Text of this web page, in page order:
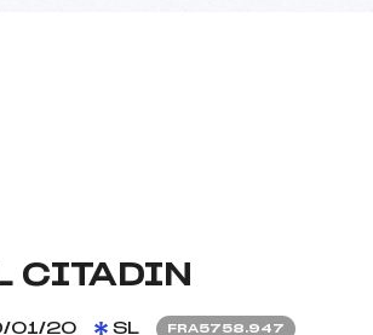
CITADIN
01/20 SL FRA5758.947